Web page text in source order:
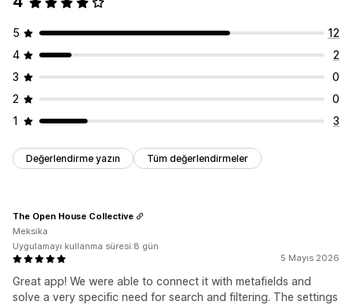
Mobil duyarlı
Özel CSS
Özel filtreler
Analizler
Yapay zeka analizleri Filtre kullanımı
Gerçek zamanlı analizler Davranış analizleri
Arama sorguları
Özelleştirme
Renk ve yazı tipi Rozetler ve etiketler Özel CSS HTML
JavaScript Çoklu dil Mobil duyarlı Analizler
5
12
4
2
3
0
2
0
1
3
Değerlendirme yazın Tüm değerlendirmeler
5 Mayıs 2026
Great app! We were able to connect it with metafields and
solve a very specific need for search and filtering. The settings
The Open House Collective
Meksika
Uygulamayı kullanma süresi:8 gün